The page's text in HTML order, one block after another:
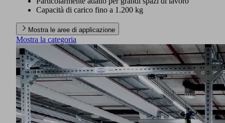
Capacità di carico fino a 1.200 kg
Mostra le aree di applicazione
Mostra la categoria